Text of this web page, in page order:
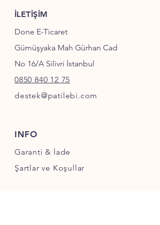
İLETİŞİM
Done E-Ticaret
Gümüşyaka Mah Gürhan Cad
No 16/A Silivri İstanbul
0850 840 12 75
destek@patilebi.com
INFO
Garanti & İade
Şartlar ve Koşullar